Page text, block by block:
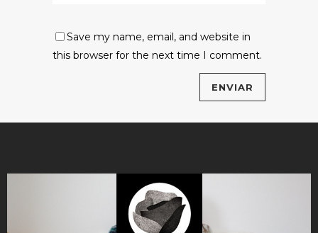
Save my name, email, and website in
this browser for the next time I comment.